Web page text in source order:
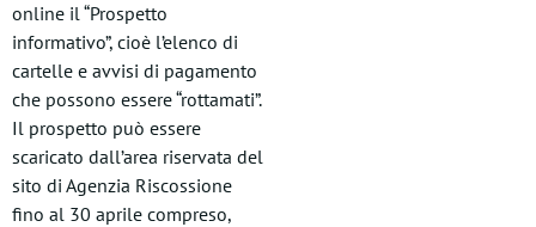
online il “Prospetto
informativo”, cioè l’elenco di
cartelle e avvisi di pagamento
che possono essere “rottamati”.
Il prospetto può essere
scaricato dall’area riservata del
sito di Agenzia Riscossione
fino al 30 aprile compreso,